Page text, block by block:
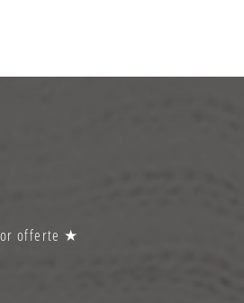
offerte ★